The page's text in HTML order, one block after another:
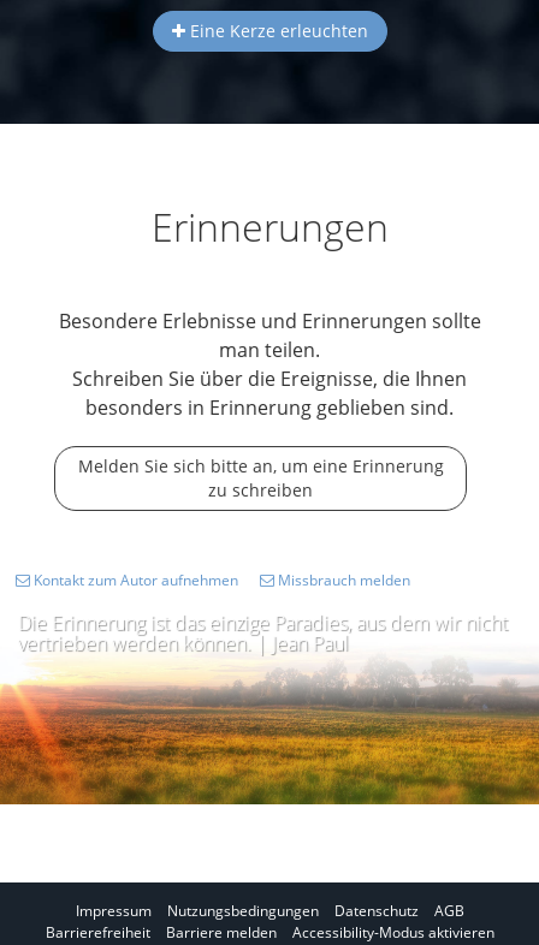
Eine Kerze erleuchten
Erinnerungen
Besondere Erlebnisse und Erinnerungen sollte
man teilen.
Schreiben Sie über die Ereignisse, die Ihnen
besonders in Erinnerung geblieben sind.
Melden Sie sich bitte an, um eine Erinnerung
zu schreiben
Die Erinnerung ist das einzige Paradies, aus dem wir nicht
vertrieben werden können. | Jean Paul
Kontakt zum Autor aufnehmen Missbrauch melden
Impressum Nutzungsbedingungen Datenschutz
AGB
Barrierefreiheit
Barriere melden
IAccessibility-Modus aktivieren